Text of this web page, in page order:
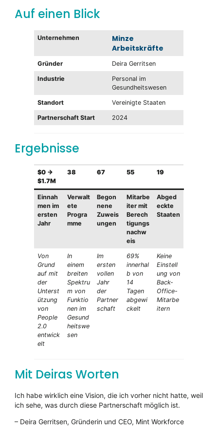
Auf einen Blick
Unternehmen
Minze
Arbeitskräfte
Gründer Deira Gerritsen
Industrie
Personal im
Gesundheitswesen
Standort Vereinigte Staaten
Partnerschaft Start 2024
Ergebnisse
$0 →
$1.7M
38 67 55 19
Einnah
men im
ersten
Jahr
Verwalt
ete
Progra
mme
Begon
nene
Zuweis
ungen
Mitarbe
iter mit
Berech
tigungs
nachw
eis
Abged
eckte
Staaten
Von
Grund
auf mit
der
Unterst
ützung
von
People
2.0
entwick
elt
In
einem
breiten
Spektru
m von
Funktio
nen im
Gesund
heitswe
sen
Im
ersten
vollen
Jahr
der
Partner
schaft
69%
innerhal
b von
14
Tagen
abgewi
ckelt
Keine
Einstell
ung von
Back-
Office-
Mitarbe
itern
Mit Deiras Worten
Ich habe wirklich eine Vision, die ich vorher nicht hatte, weil
ich sehe, was durch diese Partnerschaft möglich ist.
– Deira Gerritsen, Gründerin und CEO, Mint Workforce